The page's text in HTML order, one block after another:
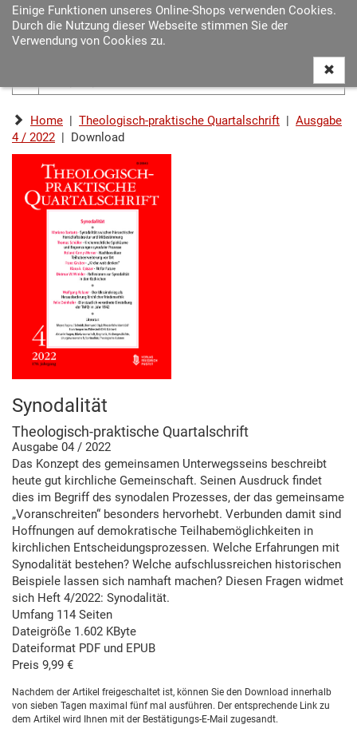
Einige Funktionen unseres Online-Shops verwenden Cookies.
Durch die Nutzung dieser Webseite stimmen Sie der
Verwendung von Cookies zu.
Home | Theologisch-praktische Quartalschrift | Ausgabe
4 / 2022 | Download
Synodalität
Theologisch-praktische Quartalschrift
Ausgabe 04 / 2022
Das Konzept des gemeinsamen Unterwegsseins beschreibt
heute gut kirchliche Gemeinschaft. Seinen Ausdruck findet
dies im Begriff des synodalen Prozesses, der das gemeinsame
„Voranschreiten“ besonders hervorhebt. Verbunden damit sind
Hoffnungen auf demokratische Teilhabemöglichkeiten in
kirchlichen Entscheidungsprozessen. Welche Erfahrungen mit
Synodalität bestehen? Welche aufschlussreichen historischen
Beispiele lassen sich namhaft machen? Diesen Fragen widmet
sich Heft 4/2022: Synodalität.
Umfang 114 Seiten
Dateigröße 1.602 KByte
Dateiformat PDF und EPUB
Preis 9,99 €
Nachdem der Artikel freigeschaltet ist, können Sie den Download innerhalb
von sieben Tagen maximal fünf mal ausführen. Der entsprechende Link zu
dem Artikel wird Ihnen mit der Bestätigungs-E-Mail zugesandt.